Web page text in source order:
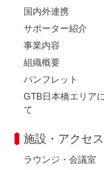
国内外連携
サポーター紹介
事業内容
組織概要
パンフレット
GTB日本橋エリア
て
施設・アクセス
ラウンジ・会議室